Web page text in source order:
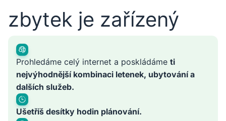
zbytek je zařízený
Prohledáme celý internet a poskládáme ti
nejvýhodnější kombinaci letenek, ubytování a
dalších služeb.
Ušetříš desítky hodin plánování.